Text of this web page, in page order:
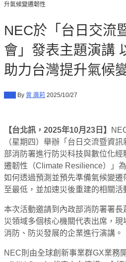
升氣候變遷韌性
NEC於「台日交流
會」發表主題演講
助力台灣提升氣候
By 曾 廣莉 2025/10/27
【台北訊，2025年10月23日】
（星期四）舉辦「台日交流暨資
部消防署進行防災科技與數位化
遷韌性（Climate Resilience）」
如何透過預測並預先準備氣候變
至最低，並加速災後重建的相關活
本次活動邀請到內政部消防署署
災領域多個核心機關代表出席，
消防、防災發展的企業進行演講。
NEC則由全球創新事業群GX業務